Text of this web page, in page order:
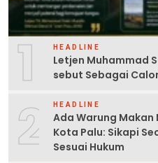
1 HEADLINE
Letjen Muhammad
sebut Sebagai
2 HEADLINE
Ada Warung Makan
Kota Palu: Sikapi
Sesuai Hukum